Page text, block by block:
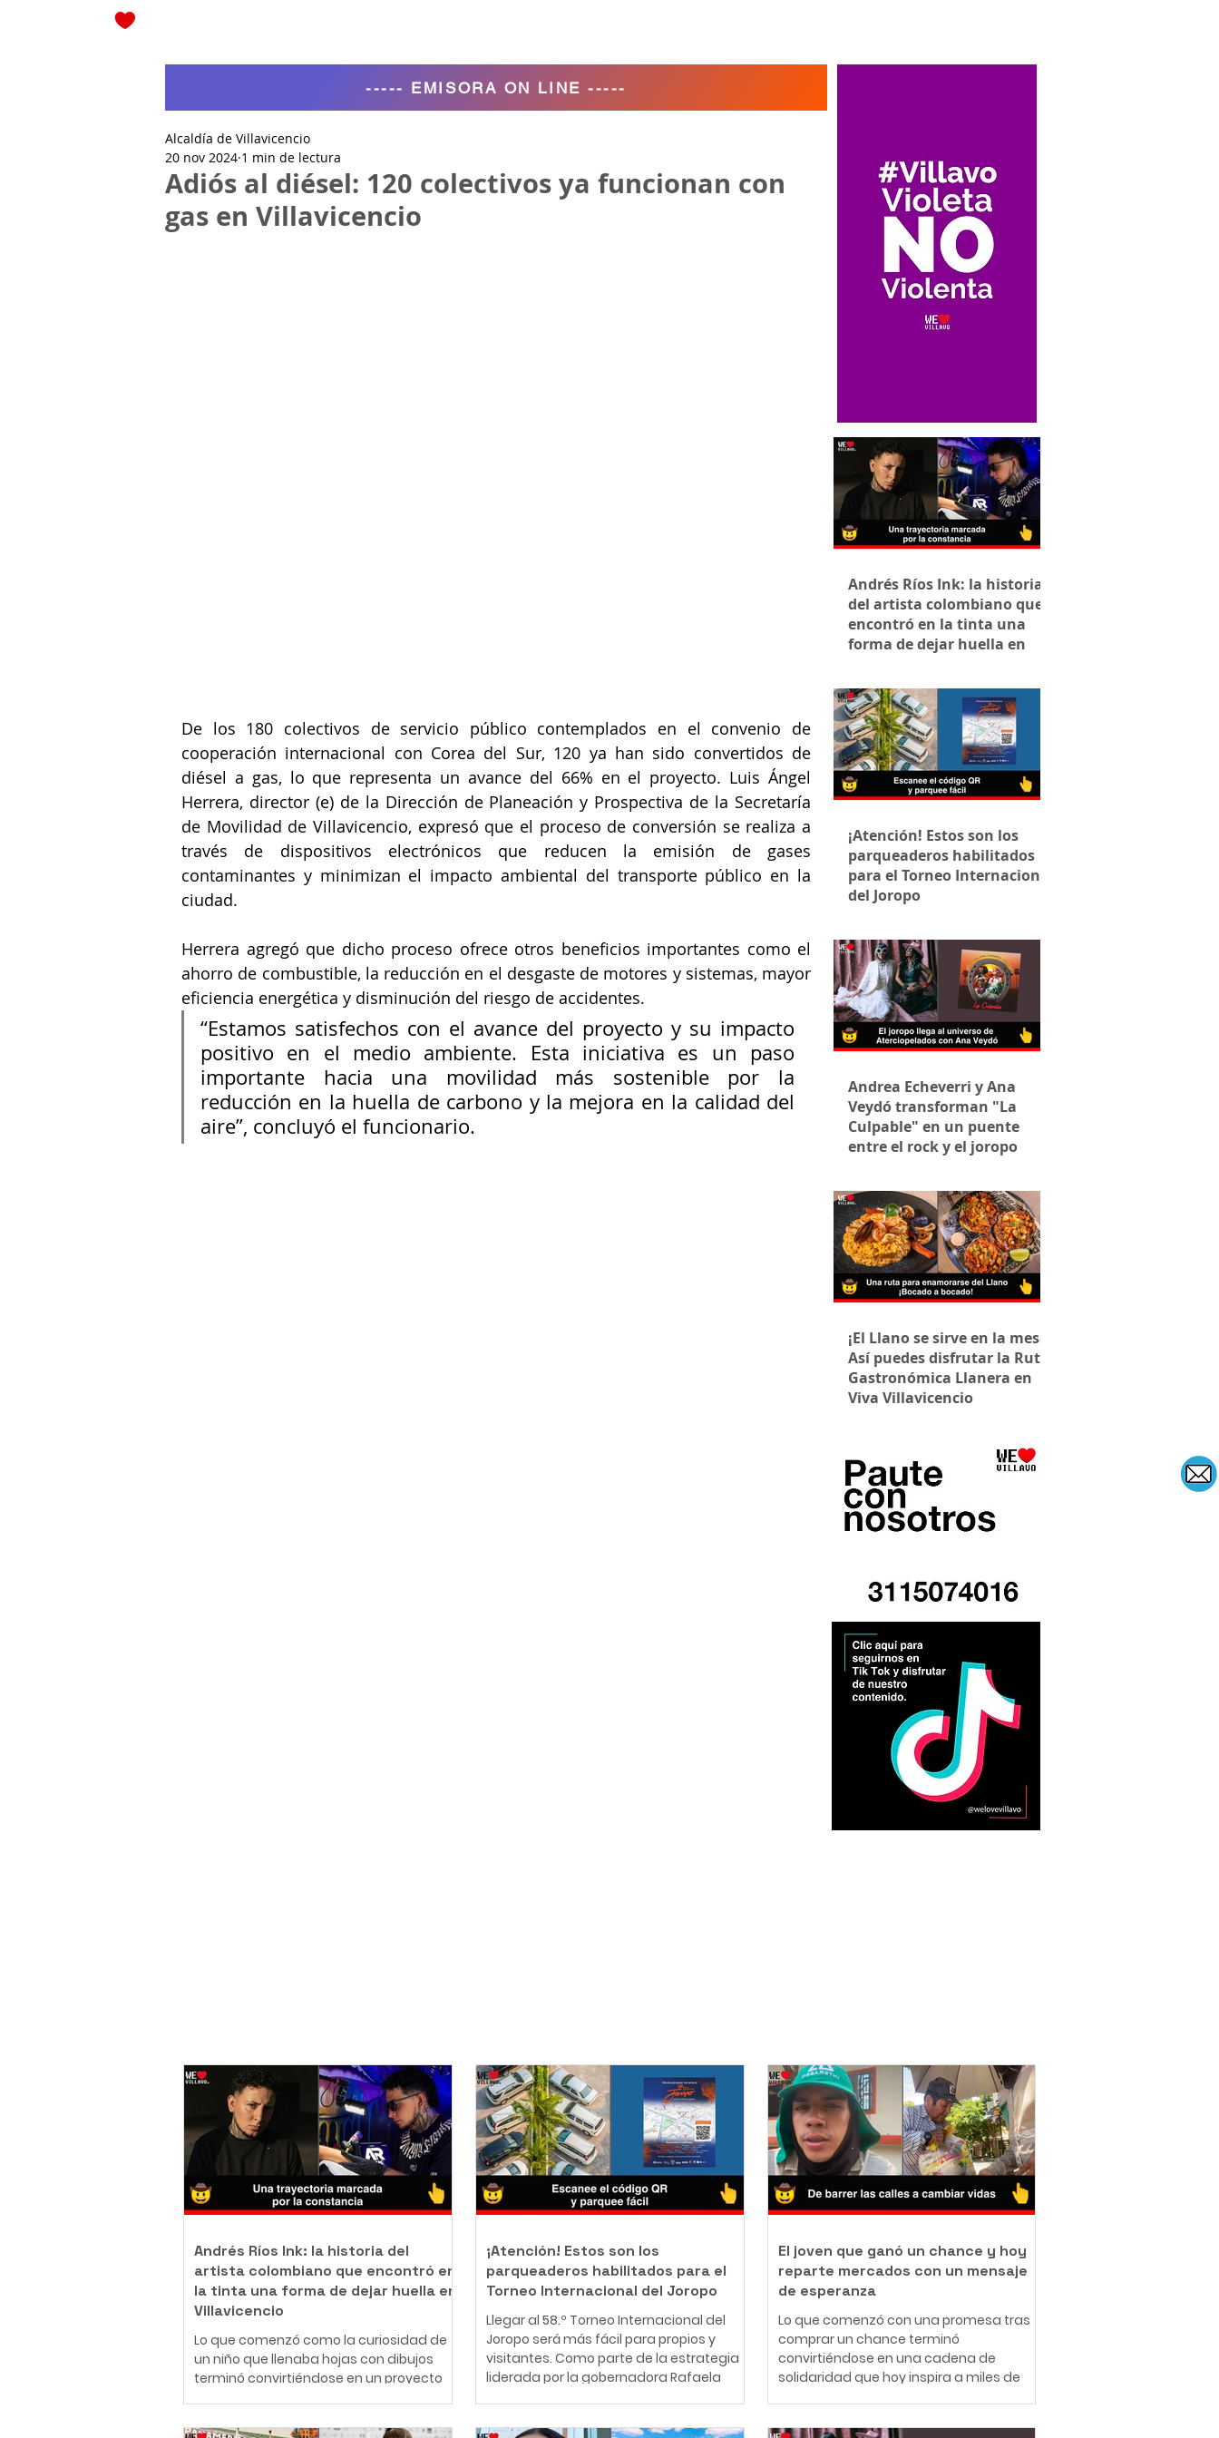
Adiós al diésel: 120 colectivos ya funcionan con
gas en Villavicencio
Alcaldía de Villavicencio
20 nov 2024 1 min de lectura
De los 180 colectivos de servicio público contemplados en el convenio de
cooperación internacional con Corea del Sur, 120 ya han sido convertidos de
diésel a gas, lo que representa un avance del 66% en el proyecto. Luis Ángel
Herrera, director (e) de la Dirección de Planeación y Prospectiva de la Secretaría
de Movilidad de Villavicencio, expresó que el proceso de conversión se realiza a
través de dispositivos electrónicos que reducen la emisión de gases
contaminantes y minimizan el impacto ambiental del transporte público en la
ciudad.
Herrera agregó que dicho proceso ofrece otros beneficios importantes como el
ahorro de combustible, la reducción en el desgaste de motores y sistemas, mayor
eficiencia energética y disminución del riesgo de accidentes.
“Estamos satisfechos con el avance del proyecto y su impacto
positivo en el medio ambiente. Esta iniciativa es un paso
importante hacia una movilidad más sostenible por la
reducción en la huella de carbono y la mejora en la calidad del
aire”, concluyó el funcionario.
----- EMISORA ON LINE -----
Andrés Ríos Ink: la historia
del artista colombiano que
encontró en la tinta una
forma de dejar huella en
¡Atención! Estos son los
parqueaderos habilitados
para el Torneo Internacional
del Joropo
Andrea Echeverri y Ana
Veydó transforman "La
Culpable" en un puente
entre el rock y el joropo
¡El Llano se sirve en la mesa!
Así puedes disfrutar la Ruta
Gastronómica Llanera en
Viva Villavicencio
Andrés Ríos Ink: la historia del
artista colombiano que encontró en
la tinta una forma de dejar huella en
Villavicencio
Lo que comenzó como la curiosidad de
un niño que llenaba hojas con dibujos
terminó convirtiéndose en un proyecto
¡Atención! Estos son los
parqueaderos habilitados para el
Torneo Internacional del Joropo
Llegar al 58.º Torneo Internacional del
Joropo será más fácil para propios y
visitantes. Como parte de la estrategia
liderada por la gobernadora Rafaela
fiesta cultural del Llano, la Gobernación
El joven que ganó un chance y hoy
reparte mercados con un mensaje
de esperanza
Lo que comenzó con una promesa tras
comprar un chance terminó
convirtiéndose en una cadena de
solidaridad que hoy inspira a miles de
conocido como "Panita", combina su